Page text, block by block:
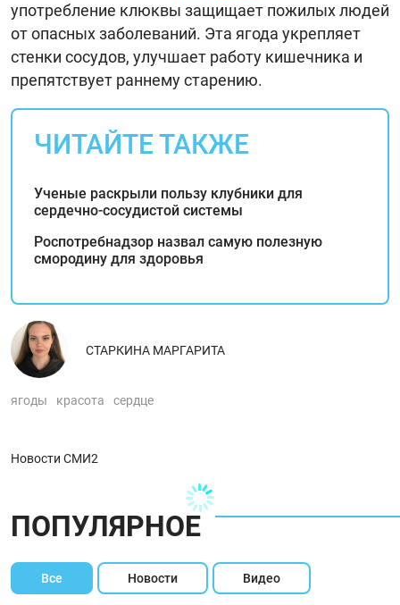
употребление клюквы защищает пожилых людей
от опасных заболеваний. Эта ягода укрепляет
стенки сосудов, улучшает работу кишечника и
препятствует раннему старению.
ЧИТАЙТЕ ТАКЖЕ
Ученые раскрыли пользу клубники для
сердечно-сосудистой системы
Роспотребнадзор назвал самую полезную
смородину для здоровья
СТАРКИНА МАРГАРИТА
ягоды красота сердце
Новости СМИ2
ПОПУЛЯРНОЕ
Все Новости Видео